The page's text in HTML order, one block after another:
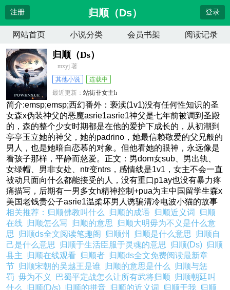
注册 归顺（Ds） 登录
网站首页 小说分类 会员书架 阅读记录
归顺（Ds）
mxyj 著
其他小说
连载中
最近更新：站街非女主h
更新时间：2026-06-03 15:15:28
简介:emsp;emsp;西幻番外：亵渎(1v1)没有任何性知识的圣
女森x伪装神父的恶魔asrie1asrie1神父是七年前被调到圣殿
的，森的整个少女时期都是在他的爱护下成长的，从初潮到
亭亭玉立她的神父，她的padrino，她最信赖敬爱的父兄般的
男人，也是她暗自恋慕的对象。但他看她的眼神，永远像是
看孩子那样，平静而慈爱。正文：男dom女sub、男出轨、
女绿帽、男非女处、ntr变ntrs，感情线是1v1，女主不会一直
被动只面向什么都能接受的人，没有重口p1ay也没有暴力疼
痛描写，后期有一男多女h精神控制+pua为主中国留学生森x
美国老钱贵公子asrie1温柔坏男人诱骗清冷电波小猫的故事
相关推荐： 归顺佛教叫什么 归顺的成语 归顺近义词
归顺
在线 归顺怎么写 归顺的意思
归顺大明毋为不义是什么意
思
归顺ds全文阅读笔趣阁 归顺州 归顺是什么意思
归顺自
己是什么意思
归顺于生活臣服于灵魂的意思 归顺(Ds) 归顺
县主
归顺在线观看 归顺者 归顺ds全文免费阅读最新章
节 归顺宋朝的吴越王是谁 归顺的意思是什么
归顺与惩
罚毋为不义 巴蜀平定战怎么让所有武将归顺
归顺朝廷叫
什么
归顺(D/s) 归顺的拼音 归顺的近义词 归顺于我 归顺